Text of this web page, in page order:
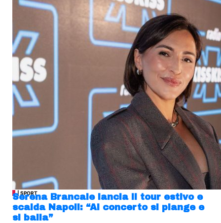
| SPORT
Serena Brancale lancia il tour estivo e
scalda Napoli: “Al concerto si piange e
si balla”